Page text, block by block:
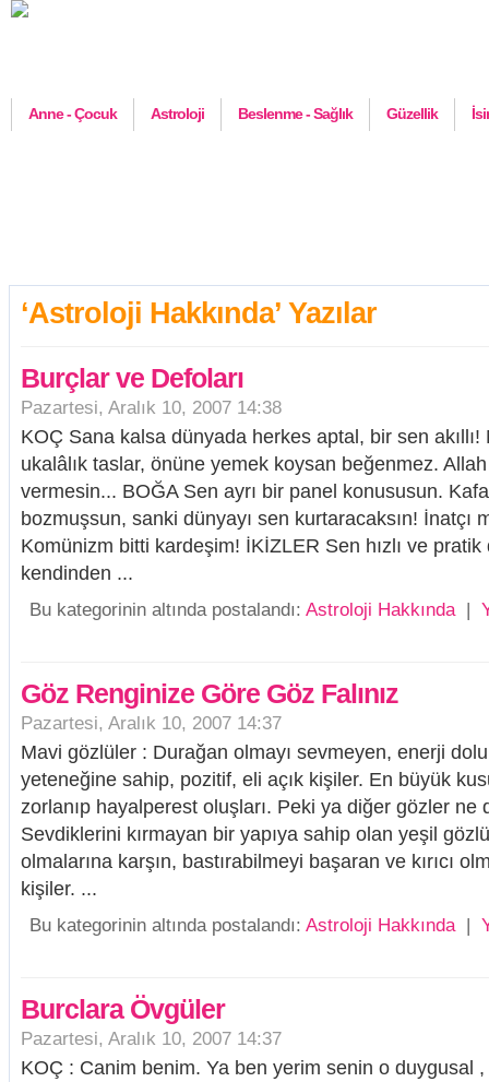
Anne - Çocuk Astroloji Beslenme - Sağlık Güzellik
‘Astroloji Hakkında’ Yazılar
Burçlar ve Defoları
Pazartesi, Aralık 10, 2007 14:38
KOÇ Sana kalsa dünyada herkes aptal, bir sen
ukalâlık taslar, önüne yemek koysan beğenmez.
vermesin... BOĞA Sen ayrı bir panel konususun.
bozmuşsun, sanki dünyayı sen kurtaracaksın! İnatçı
Komünizm bitti kardeşim! İKİZLER Sen hızlı ve
kendinden ...
Bu kategorinin altında postalandı: Astroloji Hakkında|
Göz Renginize Göre Göz Falınız
Pazartesi, Aralık 10, 2007 14:37
Mavi gözlüler : Durağan olmayı sevmeyen, enerji
yeteneğine sahip, pozitif, eli açık kişiler. En büyük
zorlanıp hayalperest oluşları. Peki ya diğer gözler ne
Sevdiklerini kırmayan bir yapıya sahip olan yeşil
olmalarına karşın, bastırabilmeyi başaran ve kırıcı
kişiler. ...
Bu kategorinin altında postalandı: Astroloji Hakkında|
Burclara Övgüler
Pazartesi, Aralık 10, 2007 14:37
KOÇ : Canim benim. Ya ben yerim senin o duygusal